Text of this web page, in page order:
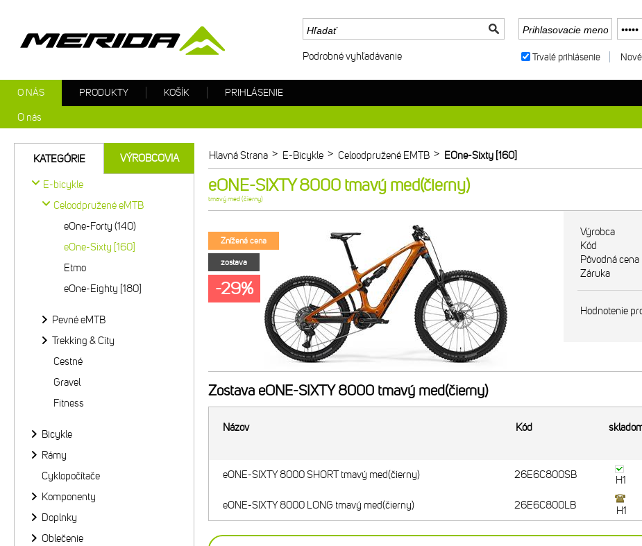
Hlavná Strana > E-Bicykle > Celoodpružené EMTB > EOne-Sixty [160]
eONE-SIXTY 8000 tmavý med(čierny)
tmavý med (čierny)
Znížená cena
zostava
-29%
Výrobca
Kód
Pôvodná cena
Záruka
Hodnotenie
Zostava eONE-SIXTY 8000 tmavý med(čierny)
Názov Kód
eONE-SIXTY 8000 SHORT tmavý med(čierny) 26E6C800SB H1
eONE-SIXTY 8000 LONG tmavý med(čierny) 26E6C800LB H1
KATEGÓRIE VÝROBCOVIA
E-bicykle
Celoodpružené eMTB
eOne-Forty (140)
eOne-Sixty [160]
Etmo
eOne-Eighty [180]
Pevné eMTB
Trekking & City
Cestné
Gravel
Fitness
Bicykle
Rámy
Cyklopočítače
Komponenty
Doplnky
Oblečenie
Podrobné vyhľadávanie
O NÁS
O nás
PRODUKTY KOŠÍK PRIHLÁSENIE
Trvalé prihlásenie